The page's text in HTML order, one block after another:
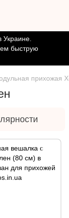
быструю
прихожая